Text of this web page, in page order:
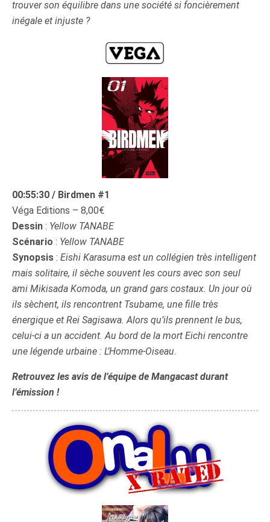
trouver son équilibre dans une société si foncièrement
inégale et injuste ?
00:55:30 / Birdmen #1
Véga Editions – 8,00€
Dessin : Yellow TANABE
Scénario : Yellow TANABE
Synopsis : Eishi Karasuma est un collégien très intelligent
mais solitaire, il sèche souvent les cours avec son seul
ami Mikisada Komoda, un grand gars costaux. Un jour où
ils sèchent, ils rencontrent Tsubame, une fille très
énergique et Rei Sagisawa. Alors qu’ils prennent le bus,
celui-ci a un accident. Au bord de la mort Eichi rencontre
une légende urbaine : L’Homme-Oiseau.
Retrouvez les avis de l’équipe de Mangacast durant
l’émission !